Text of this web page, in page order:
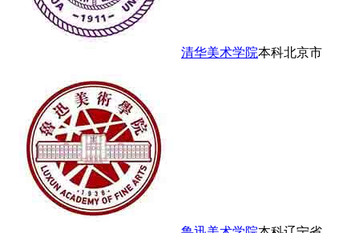
清华美术学院本科北京市